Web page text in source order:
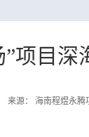
”项目
来源： 海南程煜永